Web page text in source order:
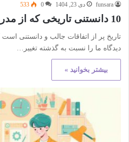
funsara دی 23, 1404 0
533
10 دانستنی تاریخی که از مدرسه یاد نگرفتید
تاریخ پر از اتفاقات جالب و دانستنی است
دیدگاه ما را نسبت به گذشته تغییر…
بیشتر بخوانید »